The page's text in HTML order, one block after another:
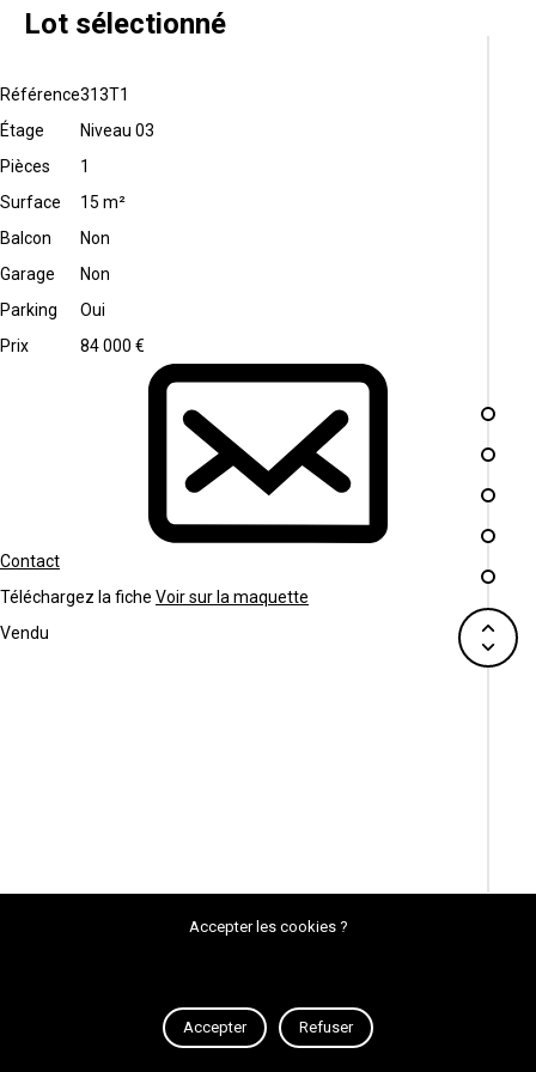
Lot sélectionné
Référence313T1
Étage
Niveau 03
Pièces
1
Surface
15 m²
Balcon
Non
Garage
Non
Parking
Oui
Prix
84 000 €
Contact
Téléchargez la fiche Voir sur la maquette
Vendu
Accepter les cookies ?
Accepter Refuser